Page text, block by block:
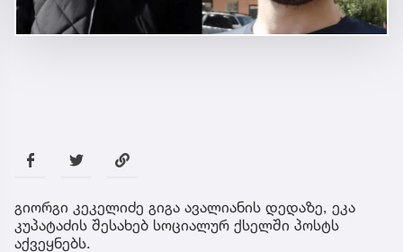
გიორგი კეკელიძე გიგა ავალიანის დედაზე, ეკა
კუპატაძის შესახებ სოციალურ ქსელში პოსტს
აქვეყნებს.